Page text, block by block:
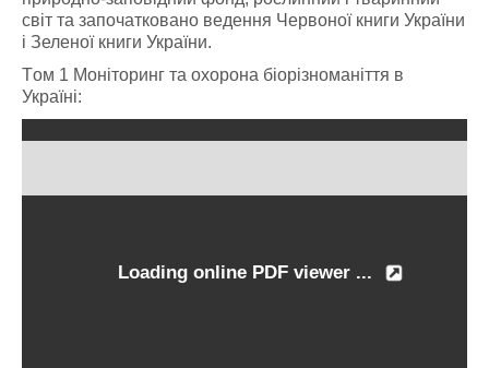
світ та започатковано ведення Червоної книги України
і Зеленої книги України.
Tом 1 Моніторинг та охорона біорізноманіття в
Україні: